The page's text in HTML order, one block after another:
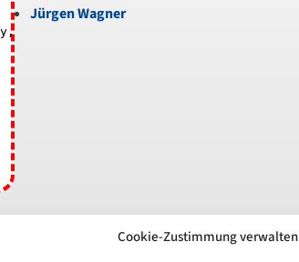
Cookie-Zustimmung verwalten
Jürgen Wagner